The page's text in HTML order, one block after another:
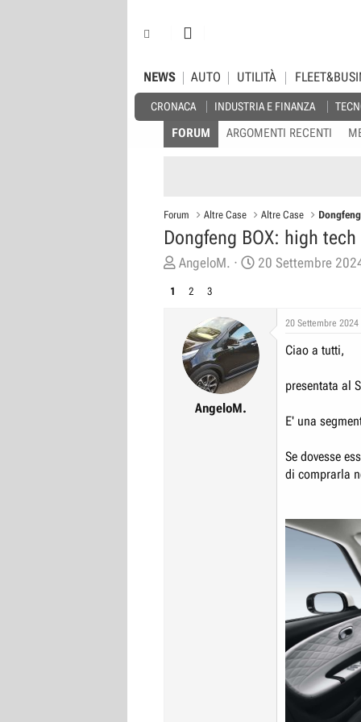
NEWS
CRONACA INDUSTRIA E FINANZA
AUTO UTILITÀ
FORUM ARGOMENTI RECENTI
Forum Altre Case Altre Case
Dongfeng BOX: high
C
o
AngeloM.
D
d
i
20 Settembre
1 2 3
AngeloM.
20 Settembre 2024
Ciao a tutti,
presentata al
E' una
Se dovesse
di comprarla